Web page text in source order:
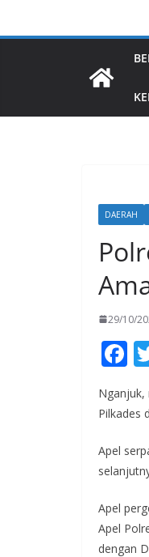
DAERAH
29/10/
F
e
o
o
k
Nganjuk,
Pilkades
Apel
Apel
Apel
dengan